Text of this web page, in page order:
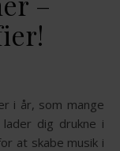
dig drukne i
at skabe musik i